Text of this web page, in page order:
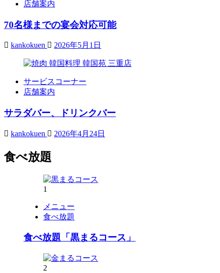
店舗案内
70名様までの宴会対応可能
kankokuen 2026年5月1日
サービスコーナー
店舗案内
サラダバー、ドリンクバー
kankokuen 2026年4月24日
食べ放題
1
メニュー
食べ放題
食べ放題「黒まるコース」
2